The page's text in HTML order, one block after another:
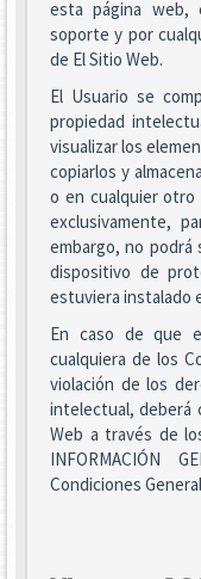
esta página web,
soporte y por
de El Sitio Web.
El Usuario se
propiedad
visualizar los
copiarlos y
o en cualquier
exclusivamente,
embargo, no podrá
dispositivo de
estuviera instalado
En caso de que
cualquiera de los
violación de los
intelectual, deberá
Web a través de
INFORMACIÓN
Condiciones